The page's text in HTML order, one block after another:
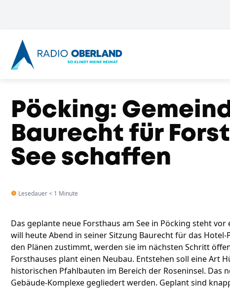
Pöcking:
Baurecht für
See schaffen
Lesedauer < 1 Minute
Das geplante neue Forsthaus am See in Pöcking steht
will heute Abend in seiner Sitzung Baurecht für das
den Plänen zustimmt, werden sie im nächsten Schritt
Forsthauses plant einen Neubau. Entstehen soll eine Art
historischen Pfahlbauten im Bereich der Roseninsel. Das
Gebäude-Komplexe gegliedert werden. Geplant sind